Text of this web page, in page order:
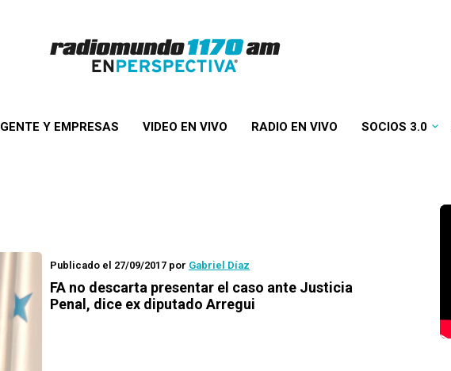
GENTE Y EMPRESAS VIDEO EN VIVO RADIO EN VIVO SOCIOS 3.0
Publicado el 27/09/2017 por Gabriel Díaz
FA no descarta presentar el caso ante Justicia
Penal, dice ex diputado Arregui